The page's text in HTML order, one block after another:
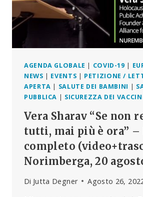
AGENDA GLOBALE | COVID-19 |
NEWS | EVENTS | PETIZIONE /
APERTA | SALUTE DEI BAMBINI |
PUBBLICA | SICUREZZA DEI
Vera Sharav “Se non
tutti, mai più è ora” –
completo
Norimberga, 20
Di Jutta Degner Agosto 26,